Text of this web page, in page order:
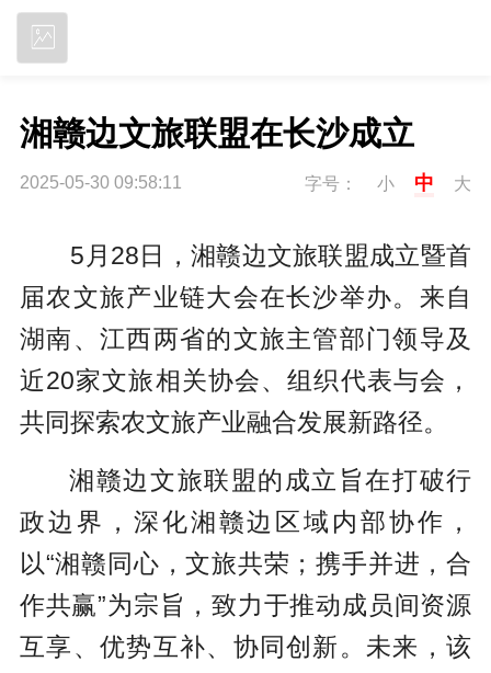
湘赣边文旅联盟在长沙成立
2025-05-30 09:58:11 字号： 小 中 大
5月28日，湘赣边文旅联盟成立暨首
届农文旅产业链大会在长沙举办。来自
湖南、江西两省的文旅主管部门领导及
近20家文旅相关协会、组织代表与会，
共同探索农文旅产业融合发展新路径。
湘赣边文旅联盟的成立旨在打破行
政边界，深化湘赣边区域内部协作，
以“湘赣同心，文旅共荣；携手并进，合
作共赢”为宗旨，致力于推动成员间资源
互享、优势互补、协同创新。未来，该